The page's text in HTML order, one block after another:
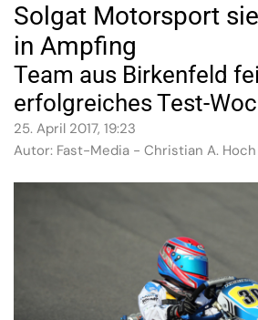
Solgat Motorsport
in Ampfing
Team aus Birkenfeld
erfolgreiches Test-
25. April 2017, 19:23
Autor: Fast-Media - Christian A.